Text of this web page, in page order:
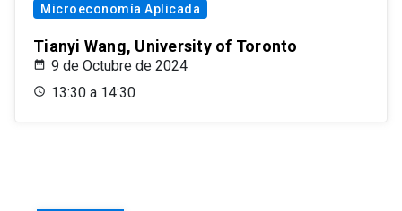
Microeconomía Aplicada
Tianyi Wang, University of Toronto
9 de Octubre de 2024
13:30 a 14:30